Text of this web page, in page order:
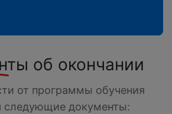
об окончании
от программы обучения
следующие документы: